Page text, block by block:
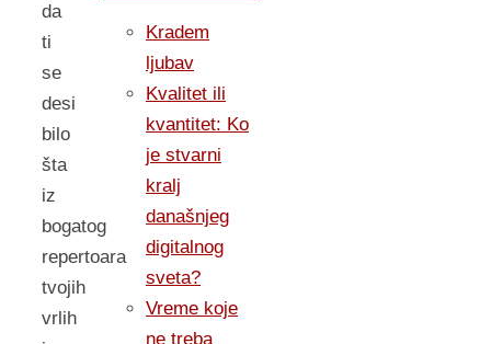
da
ti
se
desi
bilo
šta
iz
bogatog
repertoara
tvojih
vrlih
Kradem
ljubav
Kvalitet ili
kvantitet: Ko
je stvarni
kralj
današnjeg
digitalnog
sveta?
Vreme koje
ne treba